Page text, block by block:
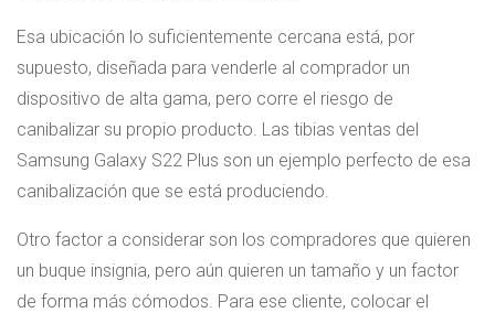
Esa ubicación lo suficientemente cercana está, por
supuesto, diseñada para venderle al comprador un
dispositivo de alta gama, pero corre el riesgo de
canibalizar su propio producto. Las tibias ventas del
Samsung Galaxy S22 Plus son un ejemplo perfecto de esa
canibalización que se está produciendo.
Otro factor a considerar son los compradores que quieren
un buque insignia, pero aún quieren un tamaño y un factor
de forma más cómodos. Para ese cliente, colocar el